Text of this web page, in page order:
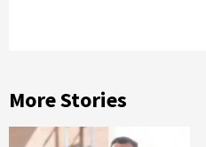
More Stories